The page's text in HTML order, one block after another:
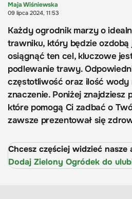
Maja Wiśniewska
09 lipca 2024, 11:53
Każdy ogrodnik marzy o
trawniku, który będzie
osiągnąć ten cel, kluczowe
podlewanie trawy.
częstotliwość oraz ilość wody
znaczenie. Poniżej znajdziesz
które pomogą Ci zadbać o
zawsze prezentował się
Chcesz częściej widzieć
Dodaj Zielony Ogródek do